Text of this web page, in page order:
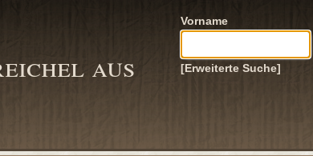
aus
Vorname
[Erweiterte Suche]